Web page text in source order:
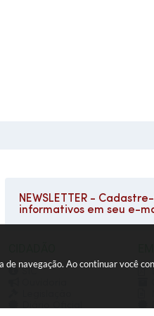
navegação. Ao continuar você
NEWSLETTER -
informativos em seu e-